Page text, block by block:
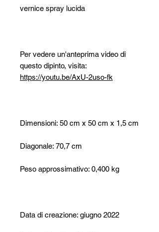
vernice spray lucida
Per vedere un'anteprima video di
questo dipinto, visita:
https://youtu.be/AxU-2uso-fk
Dimensioni: 50 cm x 50 cm x 1,5 cm
Diagonale: 70,7 cm
Peso approssimativo: 0,400 kg
Data di creazione: giugno 2022